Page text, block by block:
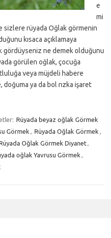
e
mi
sizlere rüyada Oğlak görmenin
kısaca açıklamaya
gördüyseniz ne demek olduğunu
görülen oğlak, çocuğa
veya müjdeli habere
doğuma ya da bol rızka işaret
Rüyada beyaz oğlak Görmek
Görmek , Rüyada Oğlak Görmek ,
Oğlak Görmek Diyanet,
oğlak Yavrusu Görmek ,